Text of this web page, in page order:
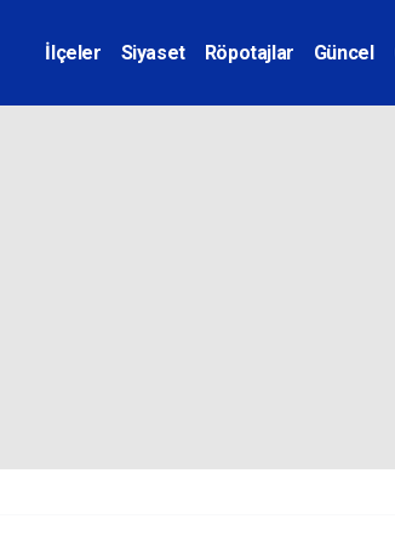
İlçeler Siyaset Röpotajlar Güncel